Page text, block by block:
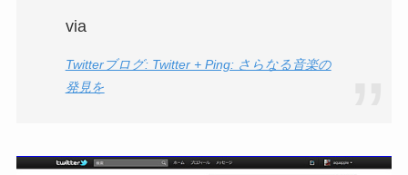
via
Twitterブログ: Twitter + Ping: さらなる音楽の
発見を